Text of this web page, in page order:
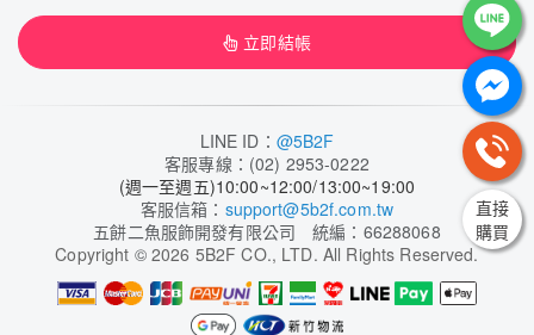
立即結帳
LINE ID： @5B2F
客服專線：(02) 2953-0222
(週一至週五)10:00~12:00/13:00~19:00
客服信箱： support@5b2f.com.tw
五餅二魚服飾開發有限公司 統編：66288068
Copyright ©2026 5B2F CO., LTD. All Rights Reserved.
直接
購買